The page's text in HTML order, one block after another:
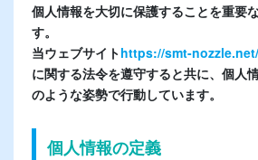
個人情報を大切に保護することを重要
す。
当ウェブサイトhttps://smt-nozzle.net/
に関する法令を遵守すると共に、個人
のような姿勢で行動しています。
個人情報の定義